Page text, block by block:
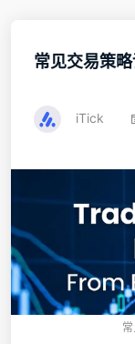
常见交易策
iTick